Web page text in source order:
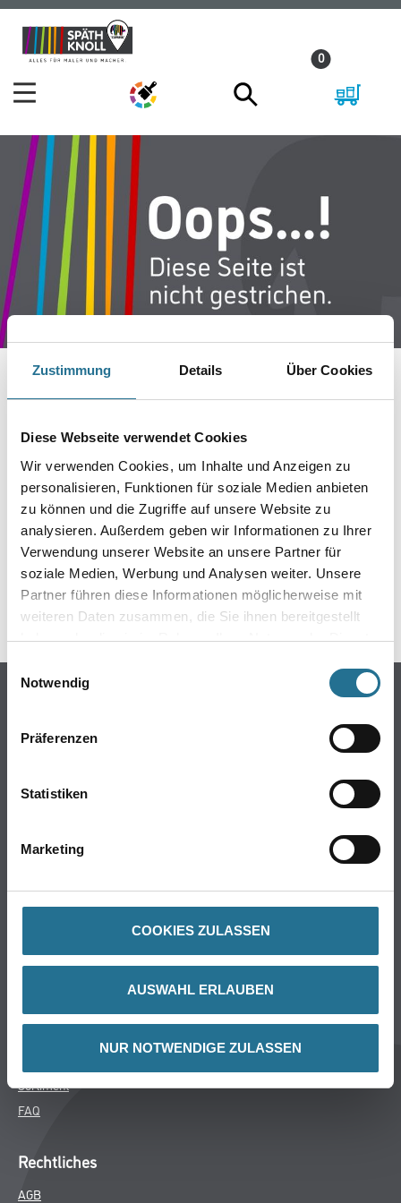
Zustimmung Details Über Cookies
Diese Webseite verwendet Cookies
Wir verwenden Cookies, um Inhalte und Anzeigen zu
personalisieren, Funktionen für soziale Medien anbieten
zu können und die Zugriffe auf unsere Website zu
analysieren. Außerdem geben wir Informationen zu Ihrer
Verwendung unserer Website an unsere Partner für
soziale Medien, Werbung und Analysen weiter. Unsere
Partner führen diese Informationen möglicherweise mit
weiteren Daten zusammen, die Sie ihnen bereitgestellt
haben oder die sie im Rahmen Ihrer Nutzung der Dienste
Einwilligungsauswahl
Notwendig
Präferenzen
Statistiken
Marketing
COOKIES ZULASSEN
AUSWAHL ERLAUBEN
NUR NOTWENDIGE ZULASSEN
Zum
Inhalt
Zum
Navigationsmenü
0
IST AUFGETRETEN
Keine Sorge, wir pinseln schon an der Lösung und
werden das Problem so schnell wie möglich beheben.
Erkunden Sie in der Zwischenzeit unseren Online-Shop
und lassen Sie sich inspirieren.
ZURÜCK ZUM ONLINE-SHOP
Online-Shop
Putze- und Spachtelmassen
Wand- & Deckenbeläge
Späth Knoll GmbH
Aktuelles
Sortiment
FAQ
Rechtliches
AGB